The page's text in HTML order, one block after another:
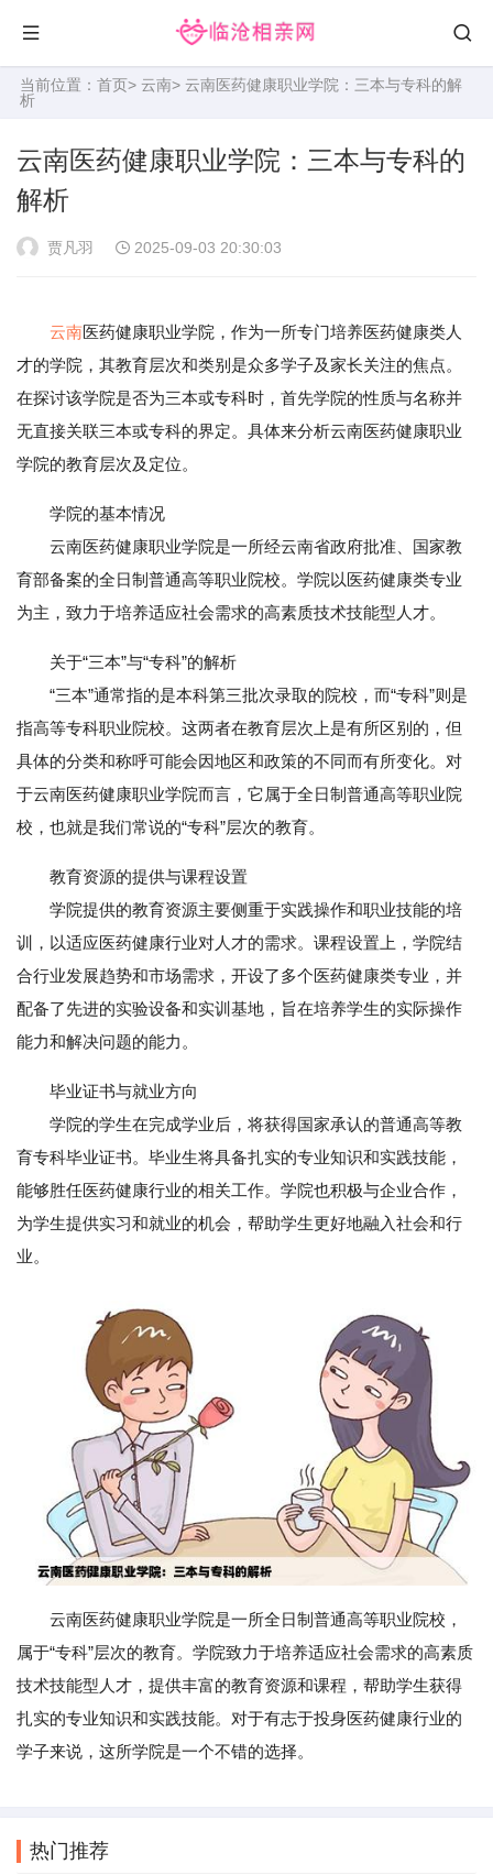
当前位置： 首页> 云南> 云南医药健康职业学院：三本与专科的解
析
云南医药健康职业学院：三本与专科的
解析
贾凡羽 2025-09-03 20:30:03
云南医药健康职业学院，作为一所专门培养医药健康类人
才的学院，其教育层次和类别是众多学子及家长关注的焦点。
在探讨该学院是否为三本或专科时，首先学院的性质与名称并
无直接关联三本或专科的界定。具体来分析云南医药健康职业
学院的教育层次及定位。
学院的基本情况
云南医药健康职业学院是一所经云南省政府批准、国家教
育部备案的全日制普通高等职业院校。学院以医药健康类专业
为主，致力于培养适应社会需求的高素质技术技能型人才。
关于“三本”与“专科”的解析
“三本”通常指的是本科第三批次录取的院校，而“专科”则是
指高等专科职业院校。这两者在教育层次上是有所区别的，但
具体的分类和称呼可能会因地区和政策的不同而有所变化。对
于云南医药健康职业学院而言，它属于全日制普通高等职业院
校，也就是我们常说的“专科”层次的教育。
教育资源的提供与课程设置
学院提供的教育资源主要侧重于实践操作和职业技能的培
训，以适应医药健康行业对人才的需求。课程设置上，学院结
合行业发展趋势和市场需求，开设了多个医药健康类专业，并
配备了先进的实验设备和实训基地，旨在培养学生的实际操作
能力和解决问题的能力。
毕业证书与就业方向
学院的学生在完成学业后，将获得国家承认的普通高等教
育专科毕业证书。毕业生将具备扎实的专业知识和实践技能，
能够胜任医药健康行业的相关工作。学院也积极与企业合作，
为学生提供实习和就业的机会，帮助学生更好地融入社会和行
业。
云南医药健康职业学院是一所全日制普通高等职业院校，
属于“专科”层次的教育。学院致力于培养适应社会需求的高素质
技术技能型人才，提供丰富的教育资源和课程，帮助学生获得
扎实的专业知识和实践技能。对于有志于投身医药健康行业的
学子来说，这所学院是一个不错的选择。
热门推荐